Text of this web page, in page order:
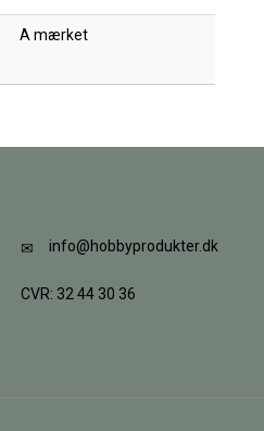
A mærket
info@hobbyprodukter.dk
CVR: 32 44 30 36